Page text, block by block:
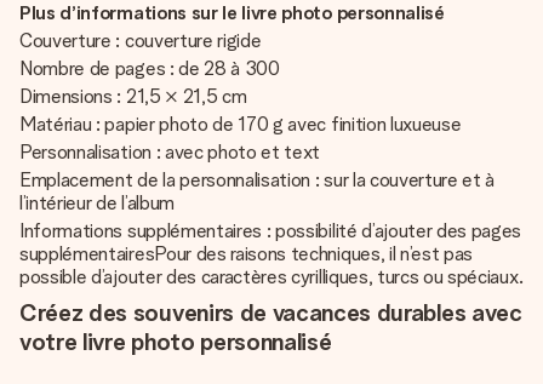
Plus d’informations sur le livre photo personnalisé
Couverture : couverture rigide
Nombre de pages : de 28 à 300
Dimensions : 21,5 × 21,5 cm
Matériau : papier photo de 170 g avec finition luxueuse
Personnalisation : avec photo et text
Emplacement de la personnalisation : sur la couverture et à
l’intérieur de l’album
Informations supplémentaires : possibilité d’ajouter des pages
supplémentairesPour des raisons techniques, il n’est pas
possible d’ajouter des caractères cyrilliques, turcs ou spéciaux.
Créez des souvenirs de vacances durables avec
votre livre photo personnalisé